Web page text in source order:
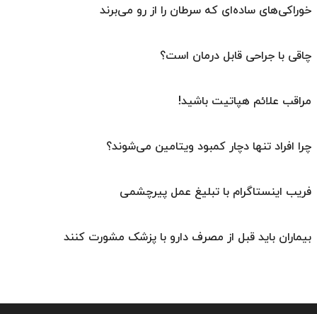
خوراکی‌های ساده‌ای که سرطان را از رو می‌برند
چاقی با جراحی قابل درمان است؟
مراقب علائم هپاتیت باشید!
چرا افراد تنها دچار کمبود ویتامین می‌شوند؟
فریب اینستاگرام با تبلیغ عمل پیرچشمی
بیماران باید قبل از مصرف دارو با پزشک مشورت کنند